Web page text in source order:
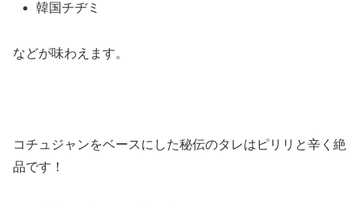
韓国チヂミ
などが味わえます。
コチュジャンをベースにした秘伝のタレはピリリと辛く絶
品です！